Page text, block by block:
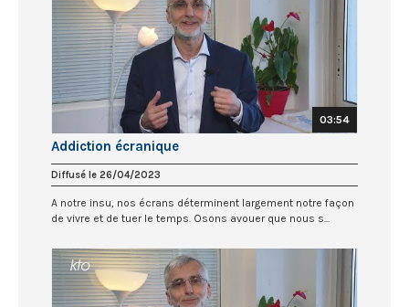
03:54
Addiction écranique
Diffusé le 26/04/2023
A notre insu, nos écrans déterminent largement notre façon
de vivre et de tuer le temps. Osons avouer que nous s...